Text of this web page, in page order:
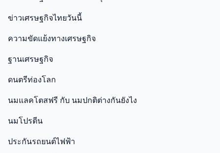
ข่าวเศรษฐกิจไทยวันนี้
ความขัดแย้งทางเศรษฐกิจ
ฐานเศรษฐกิจ
ดนตรีท่องโลก
นมแลคโตสฟรี กับ นมปกติต่างกันยังไง
นมโปรตีน
ประกันรถยนต์ไฟฟ้า